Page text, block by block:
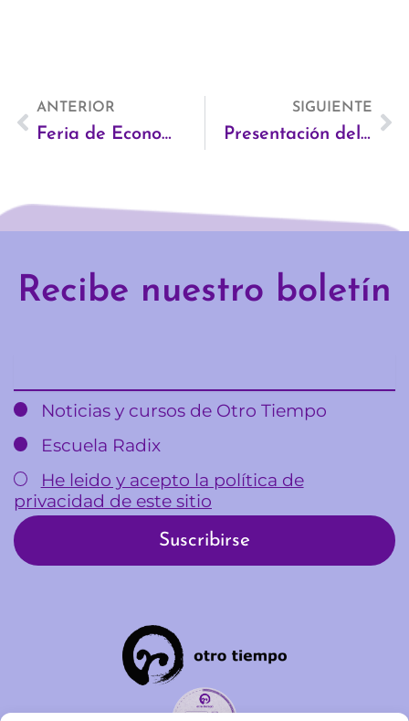
AntANTERIOR
Feria de Economía Solidaria de Cataluña FESC 2016
SIGUIENTE
Presentación del Informe Sombra sobre la Ley de Violencia de Género
Recibe nuestro boletín
Noticias y cursos de Otro Tiempo
Escuela Radix
He leido y acepto la política de
privacidad de este sitio